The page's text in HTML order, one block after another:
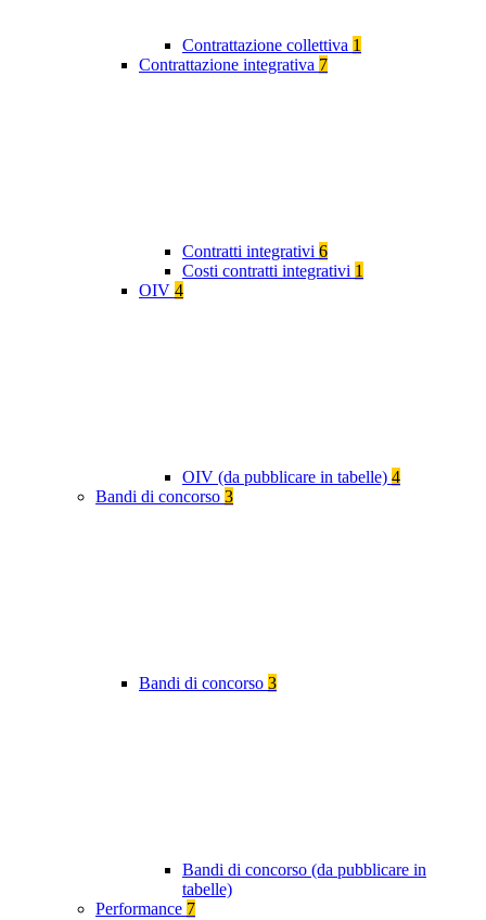
Contrattazione collettiva 1
Contrattazione integrativa 7
Contratti integrativi 6
Costi contratti integrativi 1
OIV 4
OIV (da pubblicare in tabelle) 4
Bandi di concorso 3
Bandi di concorso 3
Bandi di concorso (da pubblicare in
tabelle)
Performance 7